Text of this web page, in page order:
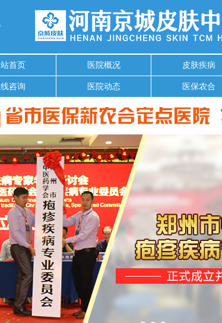
首页 医院概况 皮肤疾病
咨询 医院动态 医保农合